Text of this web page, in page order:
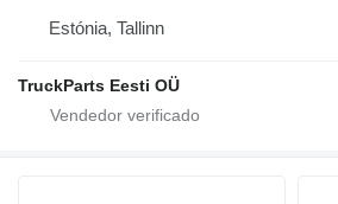
Estónia, Tallinn
TruckParts Eesti OÜ